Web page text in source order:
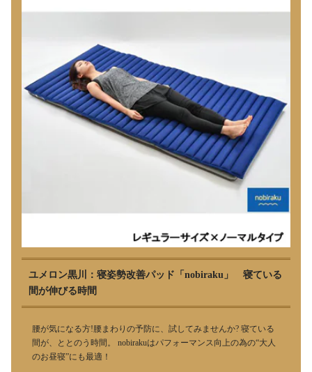
ユメロン黒川：寝姿勢改善パッド「nobiraku」 寝ている
間が伸びる時間
腰が気になる方!腰まわりの予防に、試してみませんか? 寝ている
間が、ととのう時間。 nobirakuはパフォーマンス向上の為の“大人
のお昼寝”にも最適！